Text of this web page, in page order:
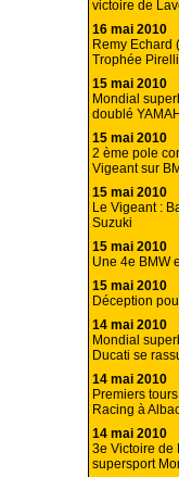
victoire de
16 mai 2010
Remy Echard
Trophée Pirelli
15 mai 2010
Mondial
doublé
15 mai 2010
2 ème pole
Vigeant sur
15 mai 2010
Le Vigeant :
Suzuki
15 mai 2010
Une 4e BMW
15 mai 2010
Déception
14 mai 2010
Mondial
Ducati se
14 mai 2010
Premiers
Racing à
14 mai 2010
3e Victoire de
supersport